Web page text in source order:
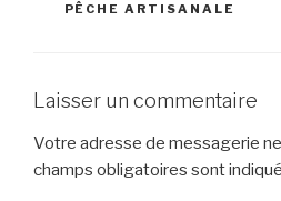
PÊCHE ARTISANALE
Laisser un commentaire
Votre adresse de messagerie
champs obligatoires sont